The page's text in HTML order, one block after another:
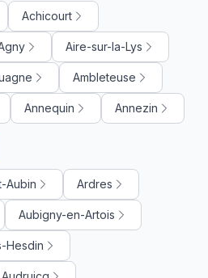
Achicourt
Aire-sur-la-Lys
Ambleteuse
Annequin Annezin
Aubin Ardres
Aubigny-en-Artois
Hesdin